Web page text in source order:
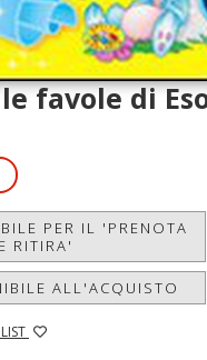
favole di
PER IL 'PRENOTA
E RITIRA'
ALL'ACQUISTO